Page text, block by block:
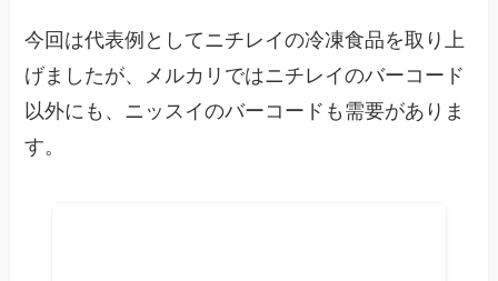
今回は代表例としてニチレイの冷凍食品を取り上
げましたが、メルカリではニチレイのバーコード
以外にも、ニッスイのバーコードも需要がありま
す。